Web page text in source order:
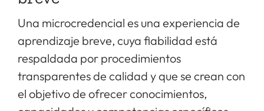
Una microcredencial es una experiencia de
aprendizaje breve, cuya fiabilidad está
respaldada por procedimientos
transparentes de calidad y que se crean con
el objetivo de ofrecer conocimientos,